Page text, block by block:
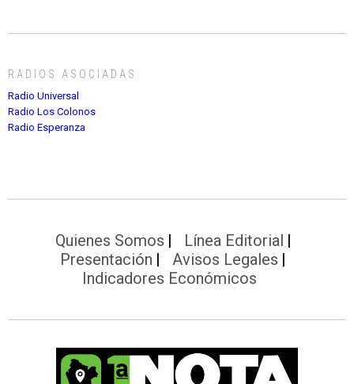
RADIOS ASOCIADAS
Radio Universal
Radio Los Colonos
Radio Esperanza
Quienes Somos
Línea Editorial
Presentación
Avisos Legales
Indicadores Económicos